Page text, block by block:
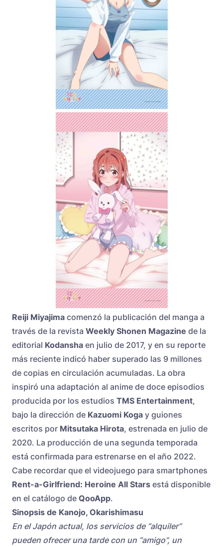
Reiji Miyajima comenzó la publicación del manga a
través de la revista Weekly Shonen Magazine de la
editorial Kodansha en julio de 2017, y en su reporte
más reciente indicó haber superado las 9 millones
de copias en circulación acumuladas. La obra
inspiró una adaptación al anime de doce episodios
producida por los estudios TMS Entertainment,
bajo la dirección de Kazuomi Koga y guiones
escritos por Mitsutaka Hirota, estrenada en julio de
2020. La producción de una segunda temporada
está confirmada para estrenarse en el año 2022.
Cabe recordar que el videojuego para smartphones
Rent-a-Girlfriend: Heroine All Stars está disponible
en el catálogo de QooApp.
Sinopsis de Kanojo, Okarishimasu
En el Japón actual, los servicios de “alquiler”
pueden ofrecer una tarde con un “amigo”, un